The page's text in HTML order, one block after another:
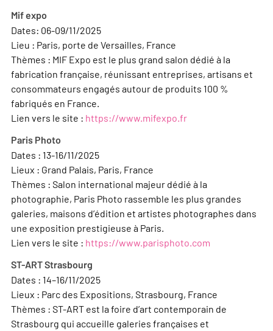
Mif expo
Dates: 06-09/11/2025
Lieu : Paris, porte de Versailles, France
Thèmes : MIF Expo est le plus grand salon dédié à la
fabrication française, réunissant entreprises, artisans et
consommateurs engagés autour de produits 100 %
fabriqués en France.
Lien vers le site : https://www.mifexpo.fr
Paris Photo
Dates : 13-16/11/2025
Lieux : Grand Palais, Paris, France
Thèmes : Salon international majeur dédié à la
photographie, Paris Photo rassemble les plus grandes
galeries, maisons d’édition et artistes photographes dans
une exposition prestigieuse à Paris.
Lien vers le site : https://www.parisphoto.com
ST-ART Strasbourg
Dates : 14–16/11/2025
Lieux : Parc des Expositions, Strasbourg, France
Thèmes : ST-ART est la foire d’art contemporain de
Strasbourg qui accueille galeries françaises et